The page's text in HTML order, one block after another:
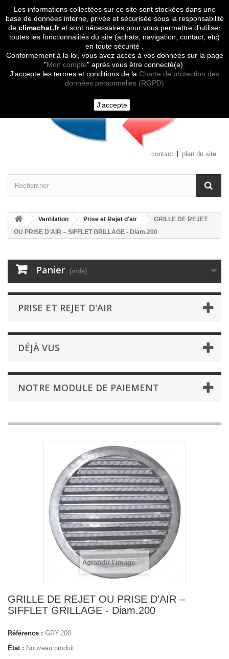
Les informations collectées sur ce site sont stockées dans une
base de données interne, privée et sécurisée sous la responsabilité
de climachat.fret sont nécessaires pour vous permettre d'utiliser
toutes les fonctionnalités du site (achats, navigation, contact, etc)
en toute sécurité .
Conformément à la loi, vous avez accès à vos données sur la page
"Mon compte" après vous être connecté(e).
J'accepte les termes et conditions de la Charte de protection des
données personnelles (RGPD)
J'accepte
Contactez-nous
contact plan du site
Ventilation Prise et Rejet d'air
GRILLE DE REJET
OU PRISE D’AIR – SIFFLET GRILLAGE - Diam.200
Panier (vide)
PRISE ET REJET D'AIR
DÉJÀ VUS
NOTRE MODULE DE PAIEMENT
Agrandir l'image
GRILLE DE REJET OU PRISE D’AIR –
SIFFLET GRILLAGE - Diam.200
Référence : GRY.200
État : Nouveau produit